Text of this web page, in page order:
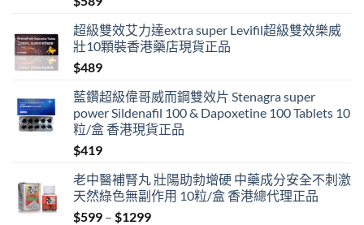
超級雙效艾力達extra super Levifil超級雙效樂威
壯10顆裝香港藥店現貨正品
$489
藍鑽超級偉哥威而鋼雙效片 Stenagra super
power Sildenafil 100 & Dapoxetine 100 Tablets 10
粒/盒 香港現貨正品
$419
老中醫補腎丸 壯陽助勃增硬 中藥成分安全不刺激
天然綠色無副作用 10粒/盒 香港總代理正品
$599 – $1299Price